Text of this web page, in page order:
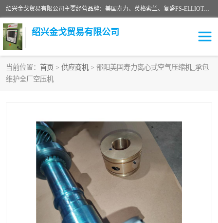
绍兴金戈贸易有限公司主要经营品牌：美国寿力、英格索兰、复盛FS-ELLIOTT，库伯COOPER、阿特拉斯等品牌空压机及配件销售；承接全厂空气压缩机管理、维护保养；节能改造；气体干燥机销售、维护、维修、保养。销售各种品牌空压机空气滤芯、油滤芯、油气分离器；精密过滤器滤芯；除油雾滤芯；抽真空滤芯，消音器，疏水器。劳务承接：全厂空压机维修保养工程，安装工程；移机或汰换工程；节能改造工程等。
绍兴金戈贸易有限公司
当前位置： 首页 > 供应商机 > 邵阳美国寿力离心式空气压缩机_承包
维护全厂空压机
二手空压机
中车鼓风机 闽台富源特种陶瓷
美国寿力空压机零部件 英格索兰离心机空滤芯
英格索兰COOPER离心机 库伯卡麦隆离心机零件
微电脑控制器 离心式压缩机高速转子组